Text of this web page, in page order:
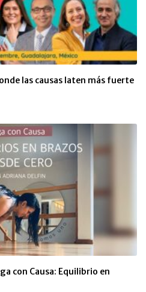
las causas laten más fuerte
con Causa: Equilibrio en